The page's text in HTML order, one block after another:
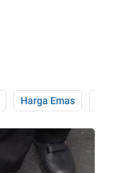
Harga Emas